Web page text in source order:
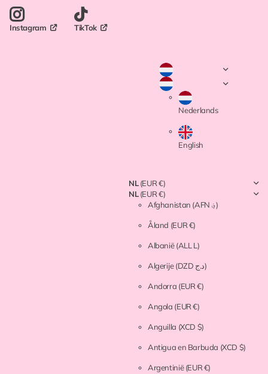
Instagram TikTok
Nederlands
English
NL(EUR €)
NL(EUR €)
Afghanistan
(AFN ؋)
Åland (EUR €)
Albanië(ALL L)
Algerije (DZD د.ج)
Andorra (EUR €)
Angola (EUR €)
Anguilla (XCD $)
Antigua en Barbuda (XCD $)
Argentinië(EUR €)